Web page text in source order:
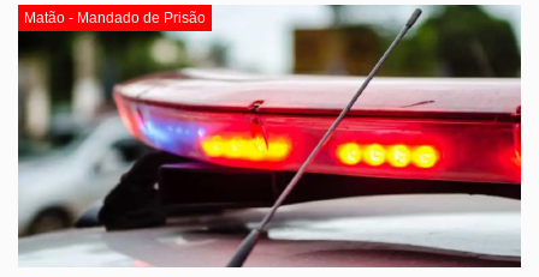
Matão - Mandado de Prisão